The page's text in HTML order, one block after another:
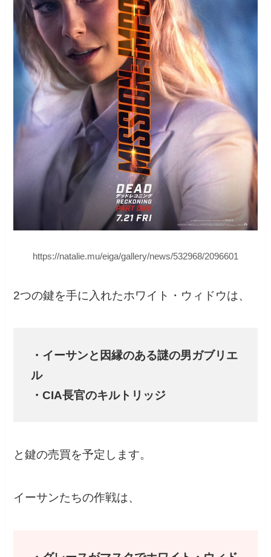
https://natalie.mu/eiga/gallery/news/532968/2096601
2つの鍵を手に入れたホワイト・ウィドウは、
・イーサンと因縁のある謎の男ガブリエ
ル
・CIA長官のキルトリッジ
と鍵の売買を予定します。
イーサンたちの作戦は、